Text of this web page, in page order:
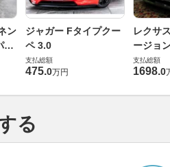
ン
ー
ジャガー Fタイプクー
ペ 3.0
支払総額
475.0万円
レクサ
ージョ
支払総額
1698.0
る